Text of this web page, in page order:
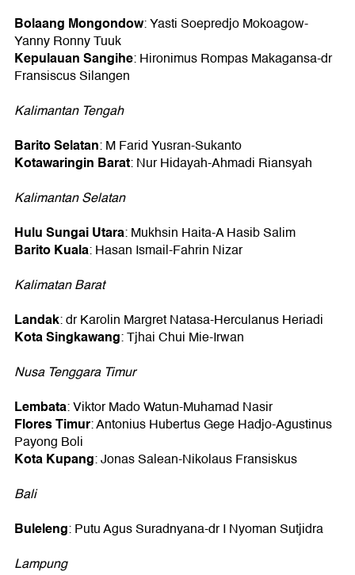
Bolaang Mongondow: Yasti Soepredjo Mokoagow-
Yanny Ronny Tuuk
Kepulauan Sangihe: Hironimus Rompas Makagansa-dr
Fransiscus Silangen
Kalimantan Tengah
Barito Selatan: M Farid Yusran-Sukanto
Kotawaringin Barat: Nur Hidayah-Ahmadi Riansyah
Kalimantan Selatan
Hulu Sungai Utara: Mukhsin Haita-A Hasib Salim
Barito Kuala: Hasan Ismail-Fahrin Nizar
Kalimatan Barat
Landak: dr Karolin Margret Natasa-Herculanus Heriadi
Kota Singkawang: Tjhai Chui Mie-Irwan
Nusa Tenggara Timur
Lembata: Viktor Mado Watun-Muhamad Nasir
Flores Timur: Antonius Hubertus Gege Hadjo-Agustinus
Payong Boli
Kota Kupang: Jonas Salean-Nikolaus Fransiskus
Bali
Buleleng: Putu Agus Suradnyana-dr I Nyoman Sutjidra
Lampung